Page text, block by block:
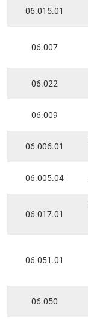
06.015.01
06.007
06.022
06.009
06.006.01
06.005.04
06.017.01
06.051.01
06.050